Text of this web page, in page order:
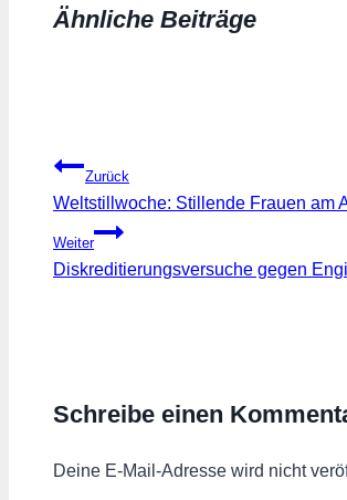
Ähnliche Beiträge
Beitragsnavigation
Zurück
Weltstillwoche: Stillende Frauen am
Weiter
Diskreditierungsversuche gegen
Schreibe einen
Deine E-Mail-Adresse wird nicht